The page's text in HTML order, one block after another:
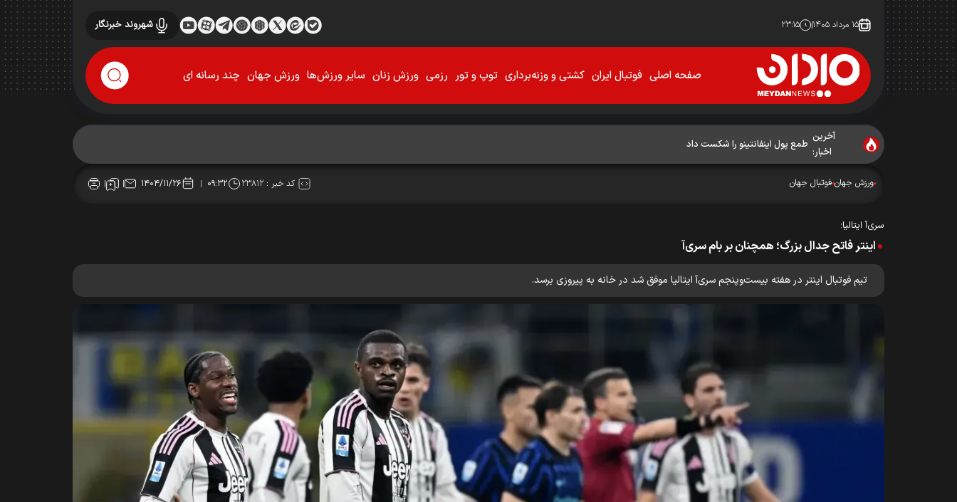
۱۵ مرداد ۱۴۰۵ ۲۳:۱۵ شهروند خبرنگار
صفحه اصلی فوتبال ایران کشتی و وزنه‌برداری توپ و تور رزمی ورزش زنان سایر ورزش‌ها ورزش جهان چند رسانه ای
آخرین
اخبار:
ورزش جهان فوتبال جهان کد خبر :۲۳۸۱۲ ۰۹:۳۲ ۱۴۰۴/۱۱/۲۶
سری‌آ‌ ایتالیا؛
اینتر فاتح جدال بزرگ؛ همچنان بر بام سری‌آ
تیم فوتبال اینتر در هفته بیست‌و‌پنجم سری‌آ ایتالیا موفق شد در خانه به پیروزی برسد.